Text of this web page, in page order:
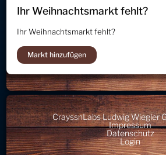
Ihr Weihnachtsmarkt fehlt?
Ihr Weihnachtsmarkt fehlt?
Markt hinzufügen
CrayssnLabs Ludwig Wiegler
Impressum
Datenschutz
Login